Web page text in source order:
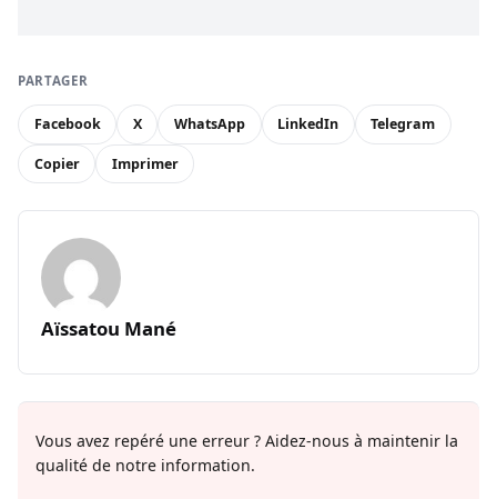
PARTAGER
Facebook X WhatsApp LinkedIn Telegram
Copier Imprimer
Aïssatou Mané
Vous avez repéré une erreur ? Aidez-nous à maintenir la
qualité de notre information.